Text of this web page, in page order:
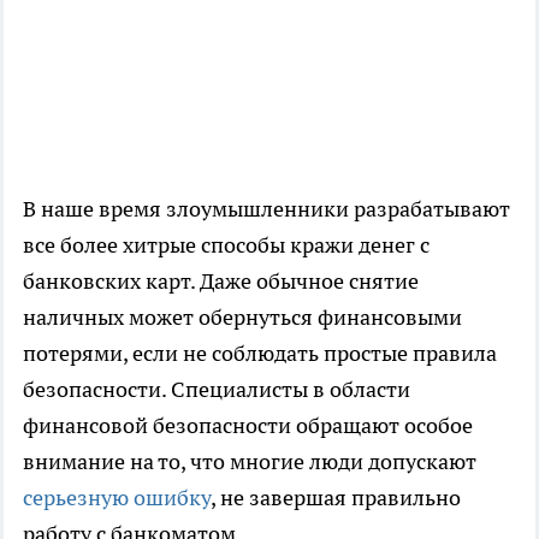
В наше время злоумышленники разрабатывают
все более хитрые способы кражи денег с
банковских карт. Даже обычное снятие
наличных может обернуться финансовыми
потерями, если не соблюдать простые правила
безопасности. Специалисты в области
финансовой безопасности обращают особое
внимание на то, что многие люди допускают
серьезную ошибку, не завершая правильно